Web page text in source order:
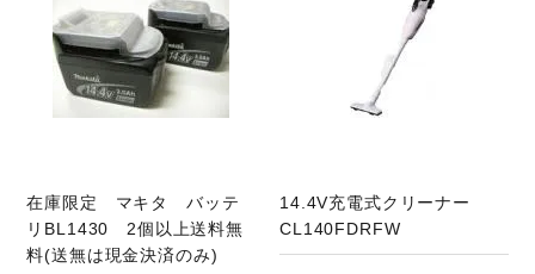
在庫限定 マキタ バッテ
リBL1430 2個以上送料無
料(送無は現金決済のみ)
14.4V充電式クリーナー
CL140FDRFW